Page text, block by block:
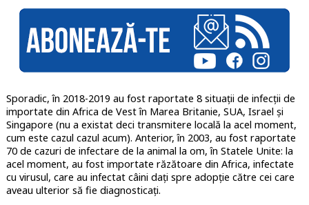
Sporadic, în 2018-2019 au fost raportate 8 situații de infecții de
importate din Africa de Vest în Marea Britanie, SUA, Israel și
Singapore (nu a existat deci transmitere locală la acel moment,
cum este cazul cazul acum). Anterior, în 2003, au fost raportate
70 de cazuri de infectare de la animal la om, în Statele Unite: la
acel moment, au fost importate răzătoare din Africa, infectate
cu virusul, care au infectat câini dați spre adopție către cei care
aveau ulterior să fie diagnosticați.